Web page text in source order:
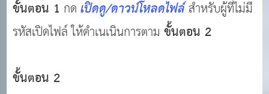
ขั้นตอน 1 กดเปิดดู/ดาวน์โหลดไฟล์สำหรับผู้ที่ไม่มี
รหัสเปิดไฟล์ ให้ดำเนเนินการตามขั้นตอน 2
ขั้นตอน 2